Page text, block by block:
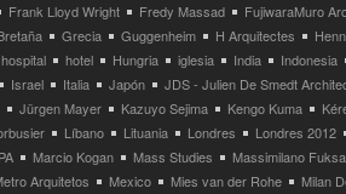
Frank Lloyd Wright Fredy Massad
FujiwaraMuro
Grecia Guggenheim H Arquitectes
hospital hotel Hungria iglesia India
Indonesia
Israel Italia Japón
JDS - Julien De Smedt
Jürgen Mayer Kazuyo Sejima Kengo Kuma
Líbano Lituania Londres
Londres 2012
Marcio Kogan Mass Studies
Massimilano
Arquitetos Mexico Mies van der Rohe
Milan